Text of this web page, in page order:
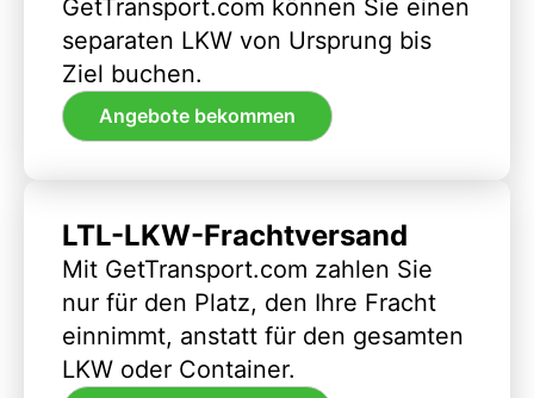
GetTransport.com können Sie einen
separaten LKW von Ursprung bis
Ziel buchen.
Angebote bekommen
LTL-LKW-Frachtversand
Mit GetTransport.com zahlen Sie
nur für den Platz, den Ihre Fracht
einnimmt, anstatt für den gesamten
LKW oder Container.